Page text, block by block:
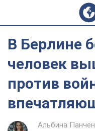
В Берлине
человек
против
Альбина